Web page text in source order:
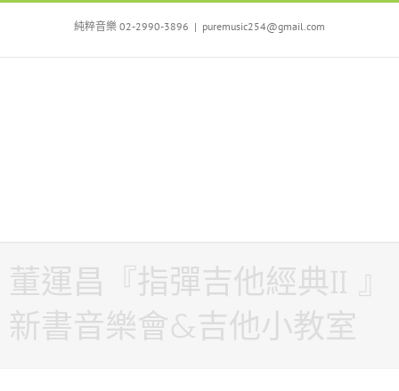
Skip
純粹音樂 02-2990-3896 | puremusic254@gmail.com
董運昌『指彈吉他經典II 』
新書音樂會&吉他小教室